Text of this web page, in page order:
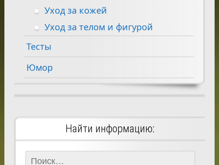
Уход за кожей
Уход за телом и фигурой
Тесты
Юмор
Найти информацию:
Найти: